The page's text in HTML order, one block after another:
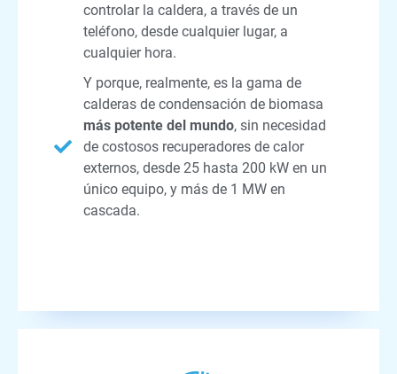
controlar la caldera, a través de un
teléfono, desde cualquier lugar, a
cualquier hora.
Y porque, realmente, es la gama de
calderas de condensación de biomasa
más potente del mundo, sin necesidad
de costosos recuperadores de calor
externos, desde 25 hasta 200 kW en un
único equipo, y más de 1 MW en
cascada.